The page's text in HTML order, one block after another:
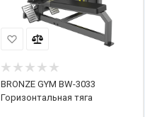
BRONZE GYM BW-3033
Горизонтальная тяга